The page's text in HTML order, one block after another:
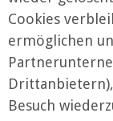
Cookies
ermöglichen
Besuch